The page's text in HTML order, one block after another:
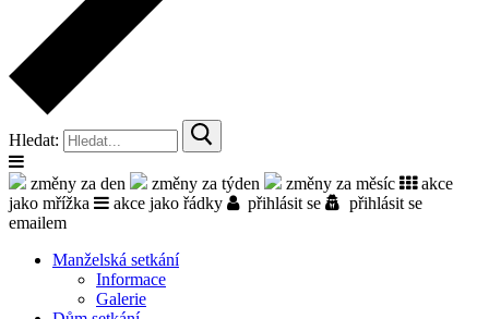
Hledat:
změny za den změny za týden změny za měsíc
akce
jako mřížka
akce jako řádky přihlásit se
přihlásit se
emailem
Manželská setkání
Informace
Galerie